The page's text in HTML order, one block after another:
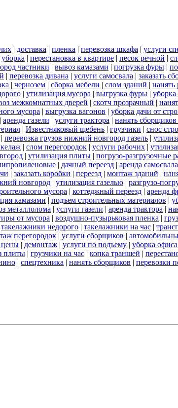
| доставка | пленка | перевозка шкафа | услуги
уборка | перестановка в квартире | песок речной |
частники | вывоз камазами | погрузка фуры |
| перевозка дивана | услуги самосвала | заказать
| чернозем | сборка мебели | слом зданий | нанять
| утилизация мусора | выгрузка фуры |
межкомнатных дверей | скотч прозрачный |
мусора | выгрузка вагонов | уборка дачи от
| аренда газели | услуги трактора | нанять
| Известняковый щебень | грузчики | снос
| перевозка грузов нижний новгород газель |
| слом перегородок | услуги рабочих |
| утилизация плиты | погрузо-разгрузочные
| дачный переезд | аренда самосвала
| заказать коробки | переезд | монтаж зданий |
новгород | утилизация газелью | разгрузо-
мусора | коттеджный переезд | аренда
камазами | подъем строительных материалов |
металлолома | услуги газели | аренда трактора |
от мусора | воздушно-пузырьковая пленка |
такелажники недорого | такелажники на час |
перегородок | услуги сборщиков |
цены | демонтаж | услуги по подъему | уборка
плиты | грузчики на час | копка траншей |
| спецтехника | нанять сборщиков | перевозки